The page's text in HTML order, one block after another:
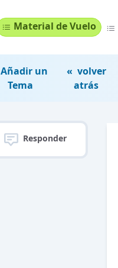
Material de Vuelo
un
Tema
« volver
atrás
Responder